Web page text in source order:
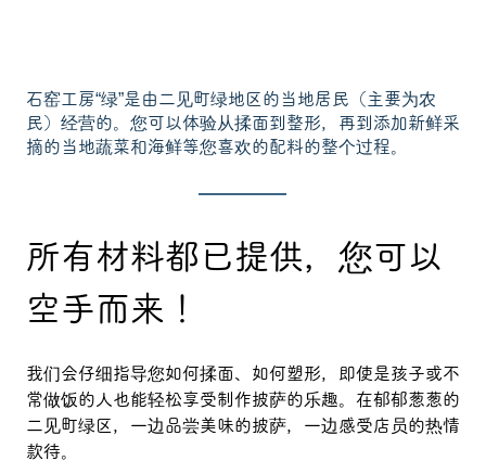
所有材料都已提供，您可以
空手而来！
我们会仔细指导您如何揉面、如何塑形，即使是孩子或不
常做饭的人也能轻松享受制作披萨的乐趣。在郁郁葱葱的
二见町绿区，一边品尝美味的披萨，一边感受店员的热情
款待。
石窑工房“绿”是由二见町绿地区的当地居民（主要为农
民）经营的。您可以体验从揉面到整形，再到添加新鲜采
摘的当地蔬菜和海鲜等您喜欢的配料的整个过程。